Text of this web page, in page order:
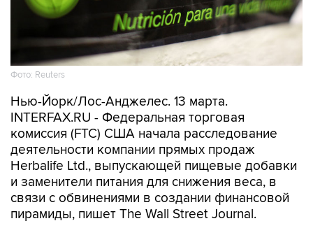
Фото: Reuters
Нью-Йорк/Лос-Анджелес. 13 марта.
INTERFAX.RU - Федеральная торговая
комиссия (FTC) США начала расследование
деятельности компании прямых продаж
Herbalife Ltd., выпускающей пищевые добавки
и заменители питания для снижения веса, в
связи с обвинениями в создании финансовой
пирамиды, пишет The Wall Street Journal.